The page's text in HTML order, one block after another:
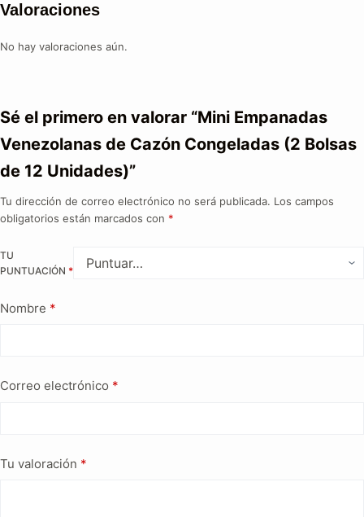
Valoraciones
No hay valoraciones aún.
Sé el primero en valorar “Mini Empanadas
Venezolanas de Cazón Congeladas (2 Bolsas
de 12 Unidades)”
Tu dirección de correo electrónico no será publicada. Los campos
obligatorios están marcados con *
TU
PUNTUACIÓN *
Nombre *
Correo electrónico *
Tu valoración *